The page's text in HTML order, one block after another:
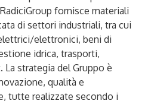
fornisce materiali
di settori industriali, tra cui
elettronici, beni di
idrica, trasporti,
strategia del Gruppo è
qualità e
tutte realizzate secondo i